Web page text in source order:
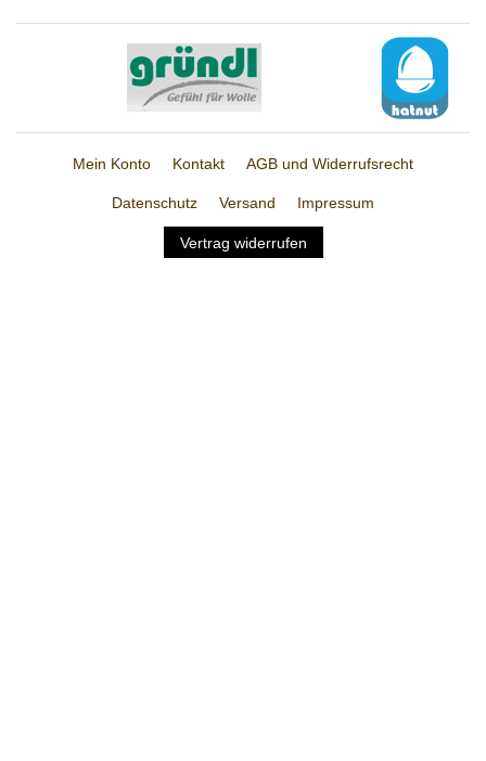
Mein Konto Kontakt AGB und Widerrufsrecht
Datenschutz Versand Impressum
Vertrag widerrufen